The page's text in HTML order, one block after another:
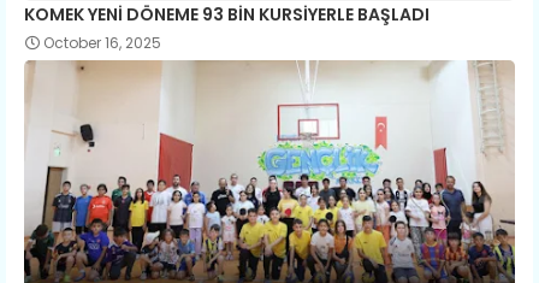
KOMEK YENİ DÖNEME 93 BİN KURSİYERLE BAŞLADI
October 16, 2025